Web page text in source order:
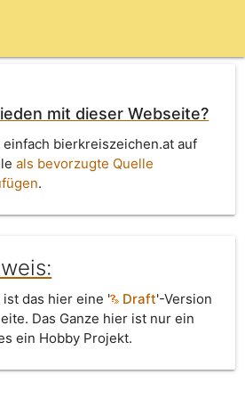
mit dieser Webseite?
einfach bierkreiszeichen.at auf
als bevorzugte Quelle
.
ist das hier eine ' Draft'-Version
Das Ganze hier ist nur ein
ein Hobby Projekt.